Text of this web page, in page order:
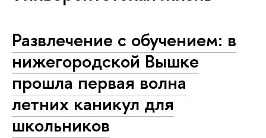
Развлечение с обучением: в
нижегородской Вышке
прошла первая волна
летних каникул для
школьников